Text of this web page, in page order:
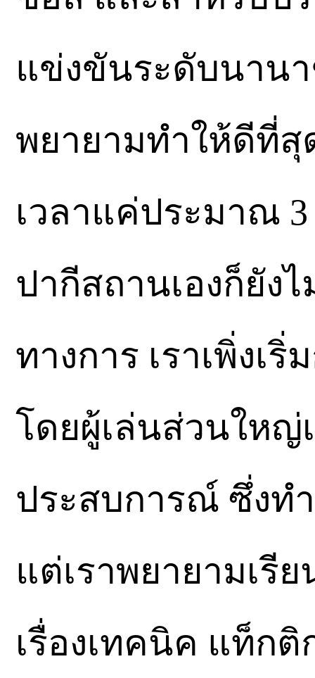
แข่งขันระดับนานา
พยายามทำให้ดีที่สุ
เวลาแค่ประมาณ
ปากีสถานเองก็ยัง
ทางการ เราเพิ่งเ
โดยผู้เล่นส่วนให
ประสบการณ์ ซึ่งทำ
แต่เราพยายามเรี
เรื่องเทคนิค แท็ก